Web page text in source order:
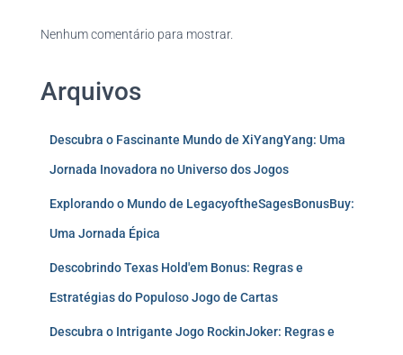
Nenhum comentário para mostrar.
Arquivos
Descubra o Fascinante Mundo de XiYangYang: Uma
Jornada Inovadora no Universo dos Jogos
Explorando o Mundo de LegacyoftheSagesBonusBuy:
Uma Jornada Épica
Descobrindo Texas Hold'em Bonus: Regras e
Estratégias do Populoso Jogo de Cartas
Descubra o Intrigante Jogo RockinJoker: Regras e